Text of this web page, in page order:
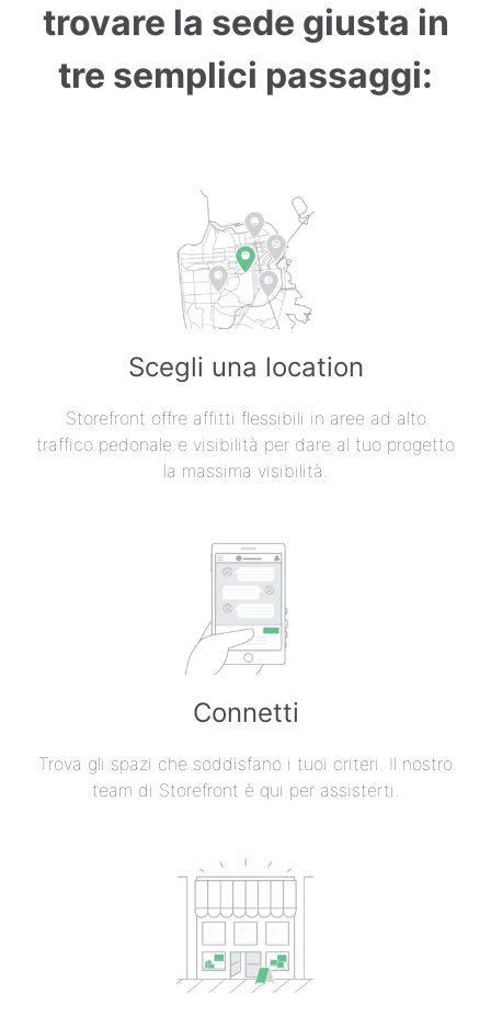
trovare la sede giusta in
tre semplici passaggi:
Scegli una location
Storefront offre affitti flessibili in aree ad alto
traffico pedonale e visibilità per dare al tuo progetto
la massima visibilità.
Connetti
Trova gli spazi che soddisfano i tuoi criteri. Il nostro
team di Storefront è qui per assisterti.